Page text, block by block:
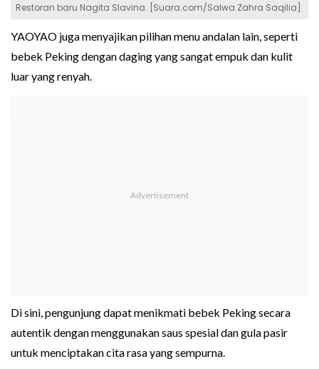
Restoran baru Nagita Slavina. [Suara.com/Salwa Zahra Saqilia]
YAOYAO juga menyajikan pilihan menu andalan lain, seperti
bebek Peking dengan daging yang sangat empuk dan kulit
luar yang renyah.
Di sini, pengunjung dapat menikmati bebek Peking secara
autentik dengan menggunakan saus spesial dan gula pasir
untuk menciptakan cita rasa yang sempurna.